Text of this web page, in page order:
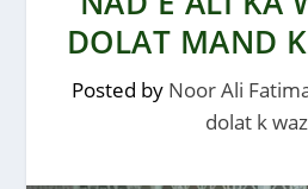
DOLAT MAND
Posted by Noor Ali
dolat k